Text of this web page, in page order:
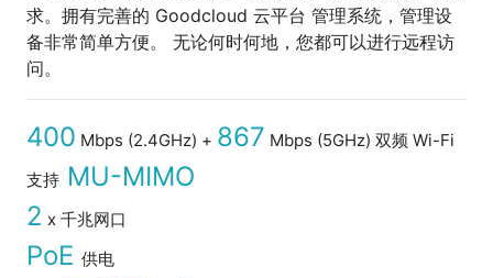
求。拥有完善的 Goodcloud 云平台 管理系统，管理设
备非常简单方便。 无论何时何地，您都可以进行远程访
问。
400 Mbps (2.4GHz) + 867 Mbps (5GHz) 双频 Wi-Fi
支持 MU-MIMO
2 x 千兆网口
PoE 供电